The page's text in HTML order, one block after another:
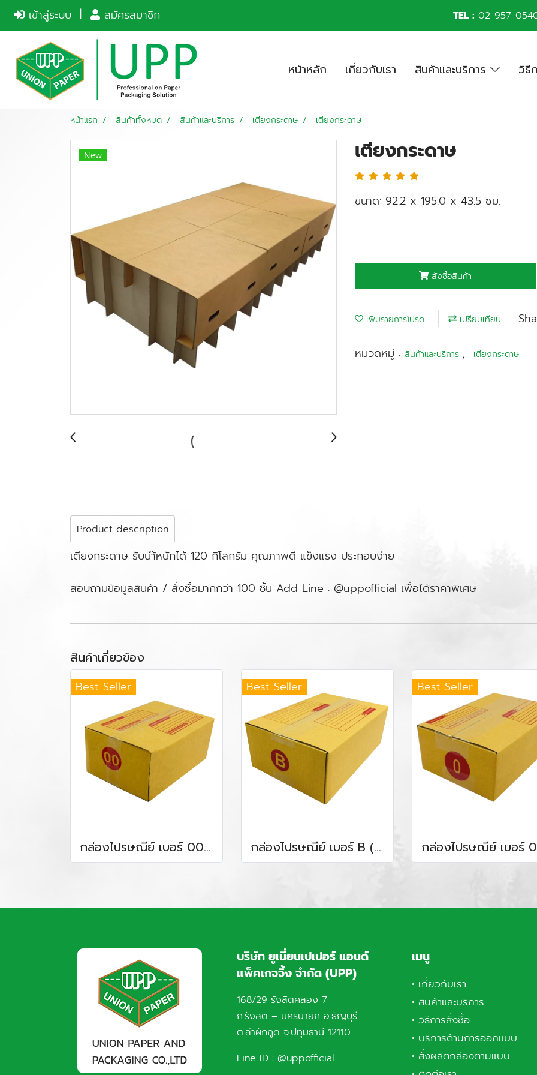
เข้าสู่ระบบ สมัครสมาชิก TEL : 02-957-
หน้าหลัก เกี่ยวกับเรา สินค้าและบริการ วิธี
หน้าแรก สินค้าทั้งหมด สินค้าและบริการ เตียงกระดาษ เตียงกระดาษ
New เตียงกระดาษ
ขนาด: 92.2 x 195.0 x 43.5 ซม.
สั่งซื้อสินค้า
เพิ่มรายการโปรด เปรียบเทียบ
หมวดหมู่ : สินค้าและบริการ , เตียงกระดาษ
Product description
เตียงกระดาษ รับนำ้หนักได้ 120 กิโลกรัม คุณภาพดี แข็งแรง ประกอบง่าย
สอบถามข้อมูลสินค้า / สั่งซื้อมากกว่า 100 ชิ้น Add Line : @uppofficial เพื่อได้ราคาพิเศษ
สินค้าเกี่ยวข้อง
Best Seller
กล่องไปรษณีย์ เบอร์ 00 (1.95 บาท / ใบ )
Best Seller
กล่องไปรษณีย์ เบอร์ B ( 3.90 บาท / ใบ )
Best Seller
บริษัท ยูเนี่ยนเปเปอร์ แอนด์
แพ็คเกจจิ้ง จำกัด (UPP)
168/29 รังสิตคลอง 7
ถ.รังสิต – นครนายก อ.ธัญบุรี
ต.ลำผักกูด จ.ปทุมธานี 12110
Line ID : @uppofficial
เมนู
• เกี่ยวกับเรา
• สินค้าและบริการ
• วิธีการสั่งซื้อ
• บริการด้านการออกแบบ
• สั่งผลิตกล่องตามแบบ